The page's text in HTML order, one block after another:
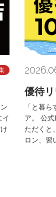
イ
優待
「と暮
ア。 公
ただくと
ロン、習